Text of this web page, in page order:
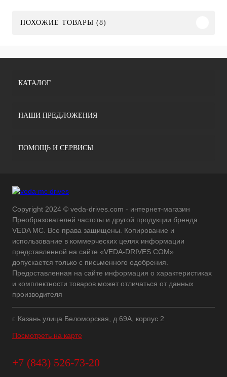
ПОХОЖИЕ ТОВАРЫ (8)
КАТАЛОГ
НАШИ ПРЕДЛОЖЕНИЯ
ПОМОЩЬ И СЕРВИСЫ
Copyright 2024 © veda-drives.com - интернет-магазин
Преобразователей частоты и другой продукции бренда
VEDA MC. Все права защищены. Копирование и
использование в коммерческих целях информации
представленной на сайте «VEDA-DRIVES.COM»
допускается только с письменного одобрения.
Предоставленная на сайте информация о характеристиках
и комплектности товаров может отличаться от данных
производителя
г. Казань улица Беломорская, д.69А, корпус 2
Посмотреть на карте
+7 (843) 526-73-20